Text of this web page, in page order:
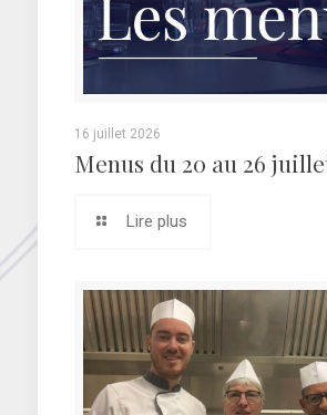
16 juillet 2026
Menus du 20 au 26
Lire plus